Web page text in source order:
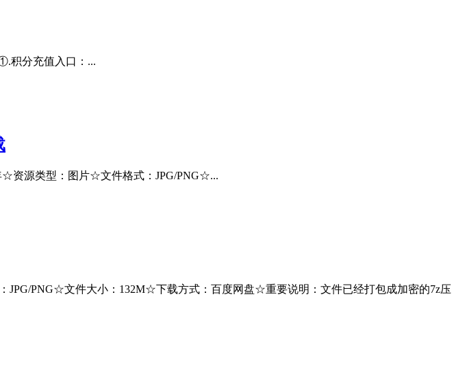
积分充值入口：...
资源类型：图片☆文件格式：JPG/PNG☆...
PNG☆文件大小：132M☆下载方式：百度网盘☆重要说明：文件已经打包成加密的7z压